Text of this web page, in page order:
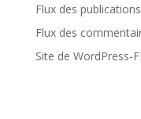
Flux des publications
Flux des
Site de WordPress-